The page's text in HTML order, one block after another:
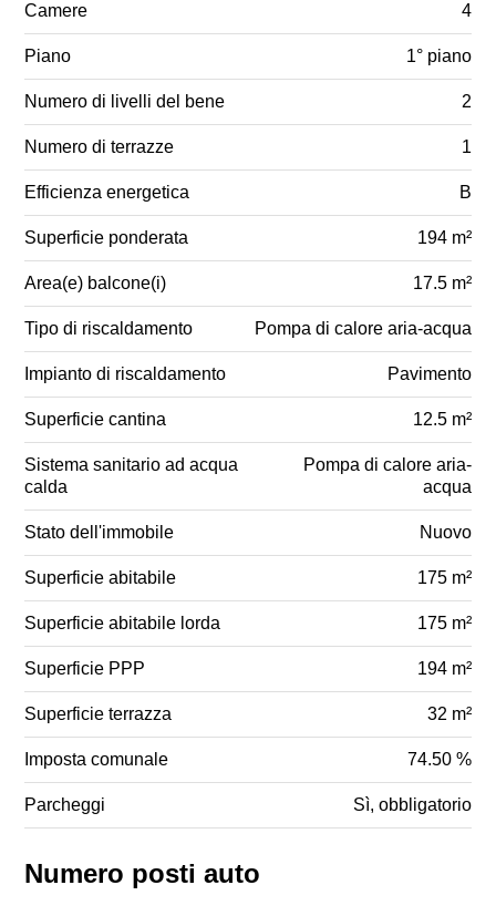
Camere 4
Piano 1° piano
Numero di livelli del bene 2
Numero di terrazze 1
Efficienza energetica B
Superficie ponderata 194 m²
Area(e) balcone(i) 17.5 m²
Tipo di riscaldamento Pompa di calore aria-acqua
Impianto di riscaldamento Pavimento
Superficie cantina 12.5 m²
Sistema sanitario ad acqua
calda
Pompa di calore aria-
acqua
Stato dell'immobile Nuovo
Superficie abitabile 175 m²
Superficie abitabile lorda 175 m²
Superficie PPP 194 m²
Superficie terrazza 32 m²
Imposta comunale 74.50 %
Parcheggi Sì, obbligatorio
Numero posti auto